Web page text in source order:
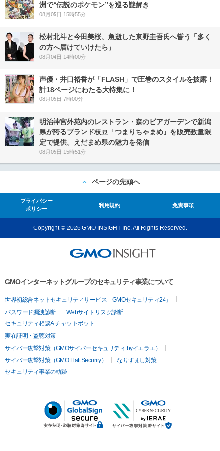
洲で“伝説のポケモン”を巡る謎解き
08月05日 15時55分
松村北斗と今田美桜、急逝した東野圭吾氏へ誓う「多く
の方へ届けていけたら」
08月04日 14時00分
声優・井口裕香が「FLASH」で圧巻のスタイルを披露！
計18ページにわたる大特集に！
08月05日 7時00分
明治神宮外苑内のレストラン・森のビアガーデンで新潟
県が誇るブランド枝豆「つまりちゃまめ」を販売数量限
定で提供。えだまめ県の魅力を発信
08月05日 15時51分
ページの先頭へ
プライバシー
ポリシー
利用規約 免責事項
Copyright © 2026 GMO INSIGHT Inc. All Rights Reserved.
GMOインターネットグループのセキュリティ事業について
世界初総合ネットセキュリティサービス「GMOセキュリティ24」
パスワード漏洩診断
Webサイトリスク診断
セキュリティ相談AIチャットボット
実在証明・盗聴対策
サイバー攻撃対策（GMOサイバーセキュリティ byイエラエ）
サイバー攻撃対策（GMO Flatt Security）
なりすまし対策
セキュリティ事業の軌跡